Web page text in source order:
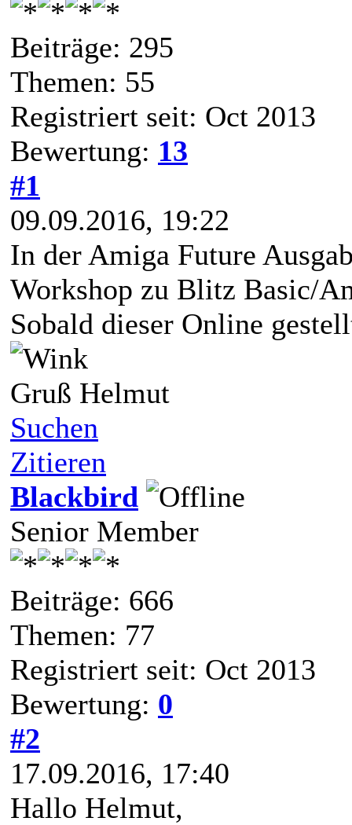
Beiträge: 295
Themen: 55
Registriert seit: Oct 2013
Bewertung: 13
#1
09.09.2016, 19:22
In der Amiga Future
Workshop zu Blitz Basic/
Sobald dieser Online
Gruß Helmut
Suchen
Zitieren
Blackbird
Senior Member
Beiträge: 666
Themen: 77
Registriert seit: Oct 2013
Bewertung: 0
#2
17.09.2016, 17:40
Hallo Helmut,